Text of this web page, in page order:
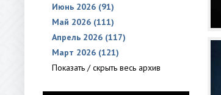
Июнь 2026 (91)
Май 2026 (111)
Апрель 2026 (117)
Март 2026 (121)
Показать / скрыть весь архив